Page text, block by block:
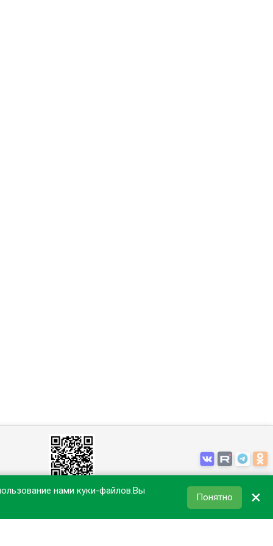
8-927-288-86-50
нами куки-файлов.Вы
Понятно ×